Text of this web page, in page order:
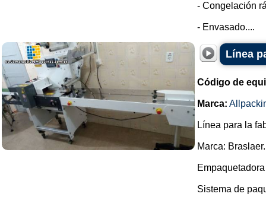
- Congelación
- Envasado....
Línea
Código de
Marca:
Línea para la
Marca: Braslaer.
Sistema de